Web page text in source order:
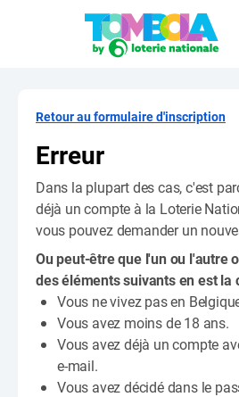
Retour au formulaire d'inscription
Erreur
Dans la plupart des cas, c'est
déjà un compte à la Loterie
vous pouvez demander un
Ou peut-être que l'un ou l'autre
des éléments suivants en est la
Vous ne vivez pas en
Vous avez moins de 18 ans.
Vous avez déjà un compte
e-mail.
Vous avez décidé dans le